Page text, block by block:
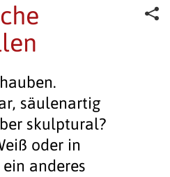
säulenartig
skulptural?
oder in
ein anderes